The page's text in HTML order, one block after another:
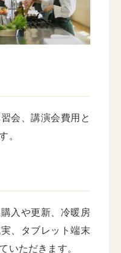
会、講演会費用と
。
入や更新、冷暖房
、タブレット端末
いただきます。